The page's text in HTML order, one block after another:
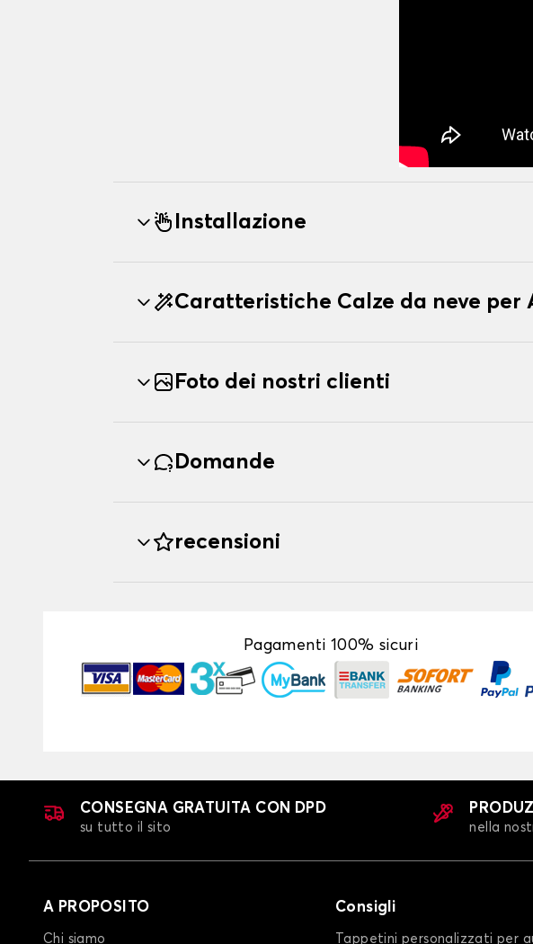
Installazione
Caratteristiche Calze da neve per
Foto dei nostri clienti
Domande
recensioni
Pagamenti 100% sicuri
CONSEGNA GRATUITA CON DPD
su tutto il sito nella
A PROPOSITO
Chi siamo
Consigli
Tappetini personalizzati per